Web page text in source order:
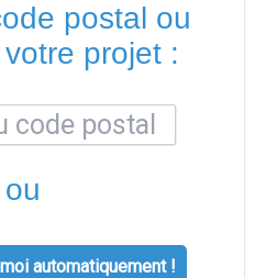
postal ou
projet :
ou
automatiquement !